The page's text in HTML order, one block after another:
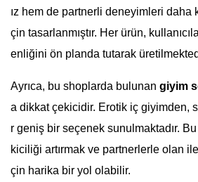
ız hem de partnerli deneyimleri daha
çin tasarlanmıştır. Her ürün,
enliğini ön planda tutarak
Ayrıca, bu shoplarda bulunan giyim
a dikkat çekicidir. Erotik iç giyimden,
r geniş bir seçenek sunulmaktadır.
kiciliği artırmak ve partnerlerle olan
çin harika bir yol olabilir.